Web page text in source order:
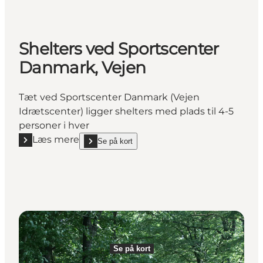
Shelters ved Sportscenter
Danmark, Vejen
Tæt ved Sportscenter Danmark (Vejen
Idrætscenter) ligger shelters med plads til 4-5
personer i hver
Læs mere
Læs mere "Shelters ved Sportscenter Danmark,
Se på kort
show Shelters ved Sportscenter Danmark, Vejen
Se på kort